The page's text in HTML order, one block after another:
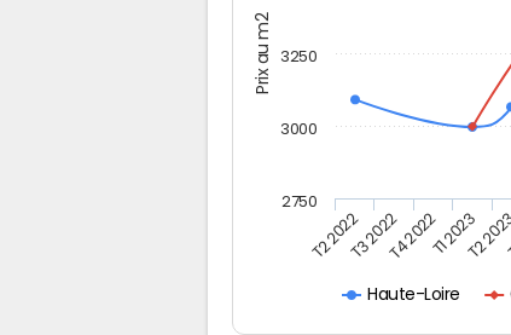
Prix au m2
Haute-Loire
T2 2022T3 2022T4 2022T1 2023
T2
3000
2750
3250